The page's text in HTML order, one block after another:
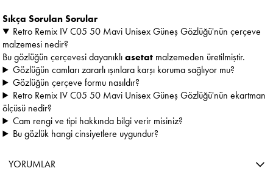
Sıkça Sorulan Sorular
Retro Remix IV C05 50 Mavi Unisex Güneş Gözlüğü'nün çerçeve
malzemesi nedir?
Bu gözlüğün çerçevesi dayanıklıasetat malzemeden üretilmiştir.
Gözlüğün camları zararlı ışınlara karşı koruma sağlıyor mu?
Gözlüğün çerçeve formu nasıldır?
Retro Remix IV C05 50 Mavi Unisex Güneş Gözlüğü'nün ekartman
ölçüsü nedir?
Cam rengi ve tipi hakkında bilgi verir misiniz?
Bu gözlük hangi cinsiyetlere uygundur?
YORUMLAR